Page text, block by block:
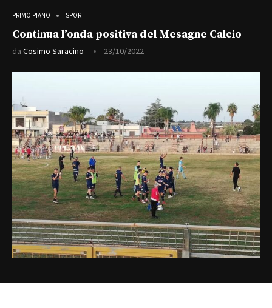
PRIMO PIANO SPORT
Continua l’onda positiva del Mesagne Calcio
da Cosimo Saracino 23/10/2022